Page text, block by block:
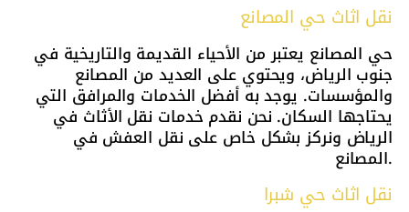
نقل اثاث حي المصانع
حي المصانع يعتبر من الأحياء القديمة والتاريخية في
جنوب الرياض، ويحتوي على العديد من المصانع
والمؤسسات. يوجد به أفضل الخدمات والمرافق التي
يحتاجها السكان. نحن نقدم خدمات نقل الأثاث في
الرياض ونركز بشكل خاص على نقل العفش في
المصانع.
نقل اثاث حي شبرا